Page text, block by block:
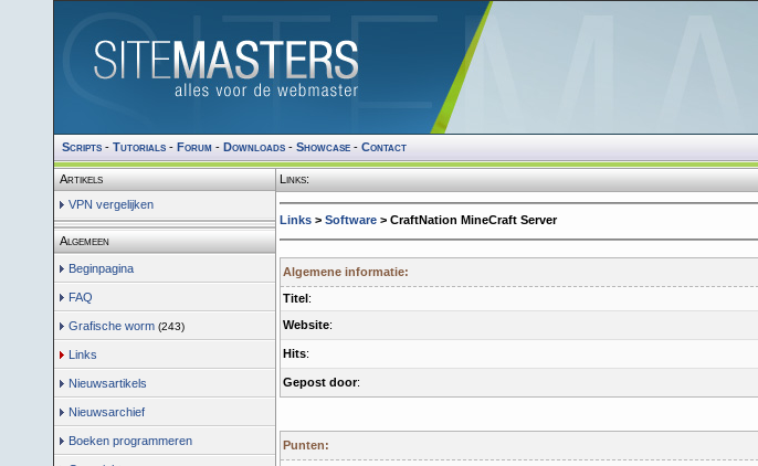
Scripts- Tutorials- Forum- Downloads- Showcase- Contact
Artikels
VPN vergelijken
Algemeen
Beginpagina
FAQ
Grafische worm (243)
Links
Nieuwsartikels
Nieuwsarchief
Boeken programmeren
Links:
Links> Software> CraftNation MineCraft Server
Algemene informatie:
Titel:
Website:
Hits:
Gepost door:
Punten: